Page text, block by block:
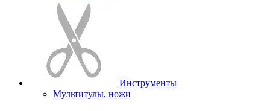
Инструменты
Мультитулы, ножи